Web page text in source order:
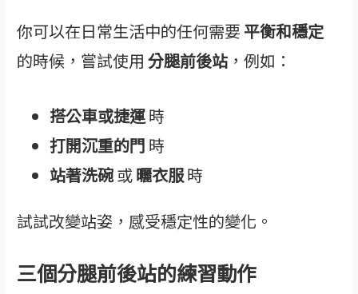
你可以在日常生活中的任何需要平衡和穩定
的時候，嘗試使用分腿前後站 ，例如：
搭公車或捷運時
打開沉重的門 時
站著洗碗或曬衣服時
試試改變站姿，感受穩定性的變化。
三個分腿前後站的練習動作